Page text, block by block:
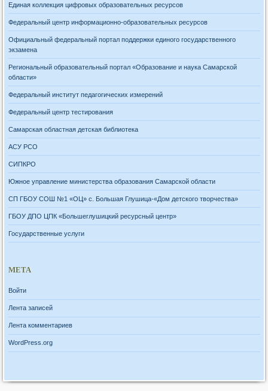
Единая коллекция цифровых образовательных ресурсов
Федеральный центр информационно-образовательных ресурсов
Официальный федеральный портал поддержки единого государственного
экзамена
Региональный образовательный портал «Образование и наука Самарской
области»
Федеральный институт педагогических измерений
Федеральный центр тестирования
Самарская областная детская библиотека
АСУ РСО
СИПКРО
Южное управление министерства образования Самарской области
СП ГБОУ СОШ №1 «ОЦ» с. Большая Глушица-«Дом детского творчества»
ГБОУ ДПО ЦПК «Большеглушицкий ресурсный центр»
Государственные услуги
МЕТА
Войти
Лента записей
Лента комментариев
WordPress.org